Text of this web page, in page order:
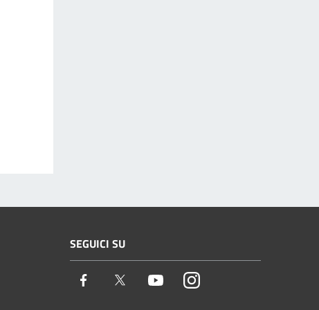
SEGUICI SU
Facebook Twitter YoutubeInstagram